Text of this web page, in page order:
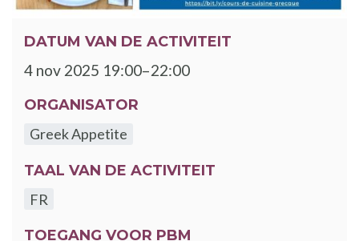
DATUM VAN DE ACTIVITEIT
4 nov 2025 19:00–22:00
ORGANISATOR
Greek Appetite
TAAL VAN DE ACTIVITEIT
FR
TOEGANG VOOR PBM